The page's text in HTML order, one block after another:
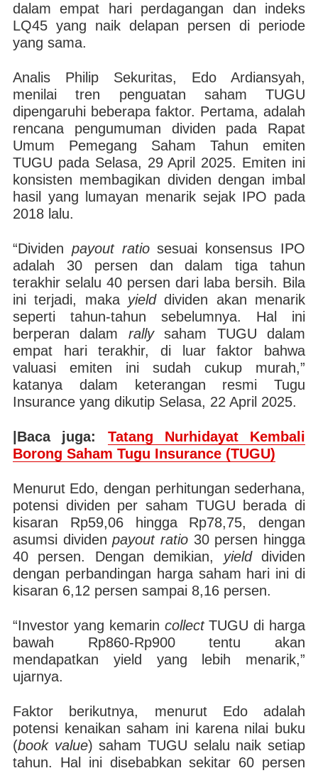
dalam empat hari perdagangan dan indeks
LQ45 yang naik delapan persen di periode
yang sama.
Analis Philip Sekuritas, Edo Ardiansyah,
menilai tren penguatan saham TUGU
dipengaruhi beberapa faktor. Pertama, adalah
rencana pengumuman dividen pada Rapat
Umum Pemegang Saham Tahun emiten
TUGU pada Selasa, 29 April 2025. Emiten ini
konsisten membagikan dividen dengan imbal
hasil yang lumayan menarik sejak IPO pada
2018 lalu.
“Dividen payout ratiosesuai konsensus IPO
adalah 30 persen dan dalam tiga tahun
terakhir selalu 40 persen dari laba bersih. Bila
ini terjadi, maka yielddividen akan menarik
seperti tahun-tahun sebelumnya. Hal ini
berperan dalam rallysaham TUGU dalam
empat hari terakhir, di luar faktor bahwa
valuasi emiten ini sudah cukup murah,”
katanya dalam keterangan resmi Tugu
Insurance yang dikutip Selasa, 22 April 2025.
|Baca juga: Tatang Nurhidayat Kembali
Borong Saham Tugu Insurance (TUGU)
Menurut Edo, dengan perhitungan sederhana,
potensi dividen per saham TUGU berada di
kisaran Rp59,06 hingga Rp78,75, dengan
asumsi dividenpayout ratio 30 persen hingga
40 persen. Dengan demikian, yielddividen
dengan perbandingan harga saham hari ini di
kisaran 6,12 persen sampai 8,16 persen.
“Investor yang kemarin collectTUGU di harga
bawah Rp860-Rp900 tentu akan
mendapatkan yield yang lebih menarik,”
ujarnya.
Faktor berikutnya, menurut Edo adalah
potensi kenaikan saham ini karena nilai buku
(book value) saham TUGU selalu naik setiap
tahun. Hal ini disebabkan sekitar 60 persen